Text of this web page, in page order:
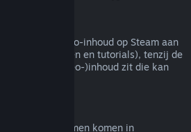
van video-inhoud op Steam aan
afleveringen en tutorials), tenzij de
(niet-video-)inhoud zit die kan
zijn genomen komen in